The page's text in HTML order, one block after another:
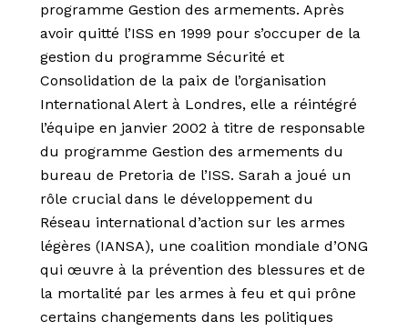
programme Gestion des armements. Après
avoir quitté l’ISS en 1999 pour s’occuper de la
gestion du programme Sécurité et
Consolidation de la paix de l’organisation
International Alert à Londres, elle a réintégré
l’équipe en janvier 2002 à titre de responsable
du programme Gestion des armements du
bureau de Pretoria de l’ISS. Sarah a joué un
rôle crucial dans le développement du
Réseau international d’action sur les armes
légères (IANSA), une coalition mondiale d’ONG
qui œuvre à la prévention des blessures et de
la mortalité par les armes à feu et qui prône
certains changements dans les politiques